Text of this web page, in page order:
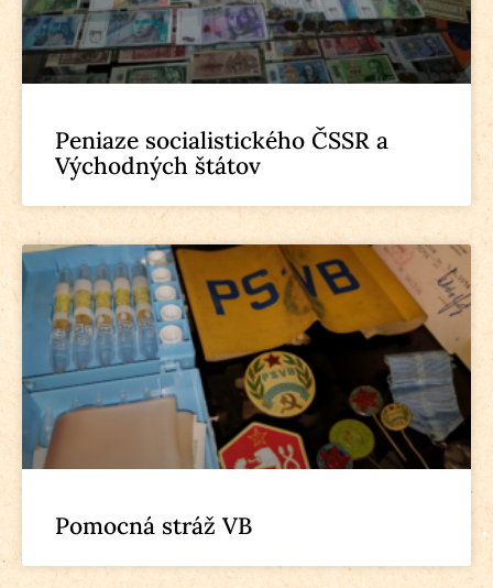
Peniaze socialistického ČSSR a
Východných štátov
Pomocná stráž VB